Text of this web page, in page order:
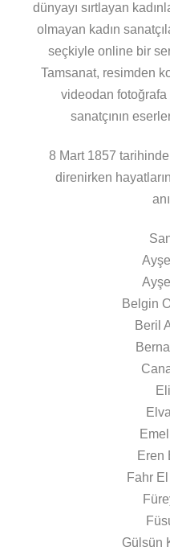
dünyayı sırtlayan
olmayan kadın
seçkiyle online bir
Tamsanat, resimden
videodan fotoğrafa
sanatçının
8 Mart 1857
direnirken
Belgin
Beril
Eren
Fahr
Gülsün